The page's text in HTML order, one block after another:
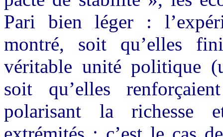
Pari bien léger :
montré, soit qu’elles
véritable unité politique
soit qu’elles
polarisant la richesse